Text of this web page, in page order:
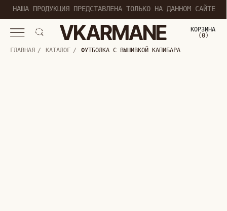
НАША ПРОДУКЦИЯ ПРЕДСТАВЛЕНА ТОЛЬКО НА ДАННОМ САЙТЕ
КОРЗИНА
(0)
0
ГЛАВНАЯ / КАТАЛОГ / ФУТБОЛКА С ВЫШИВКОЙ КАПИБАРА